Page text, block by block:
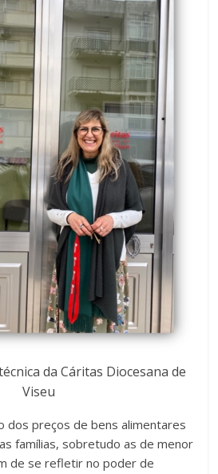
da Cáritas Diocesana de
Viseu
dos preços de bens alimentares
famílias, sobretudo as de menor
de se refletir no poder de